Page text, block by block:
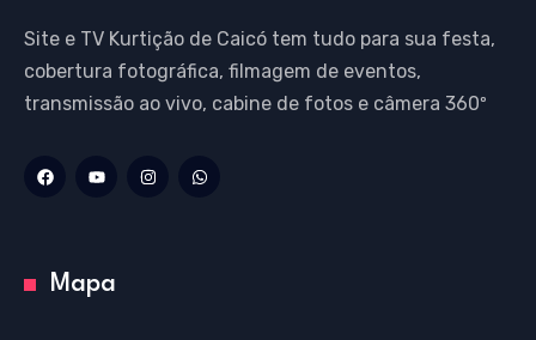
Site e TV Kurtição de Caicó tem tudo para sua festa,
cobertura fotográfica, filmagem de eventos,
transmissão ao vivo, cabine de fotos e câmera 360º
Mapa